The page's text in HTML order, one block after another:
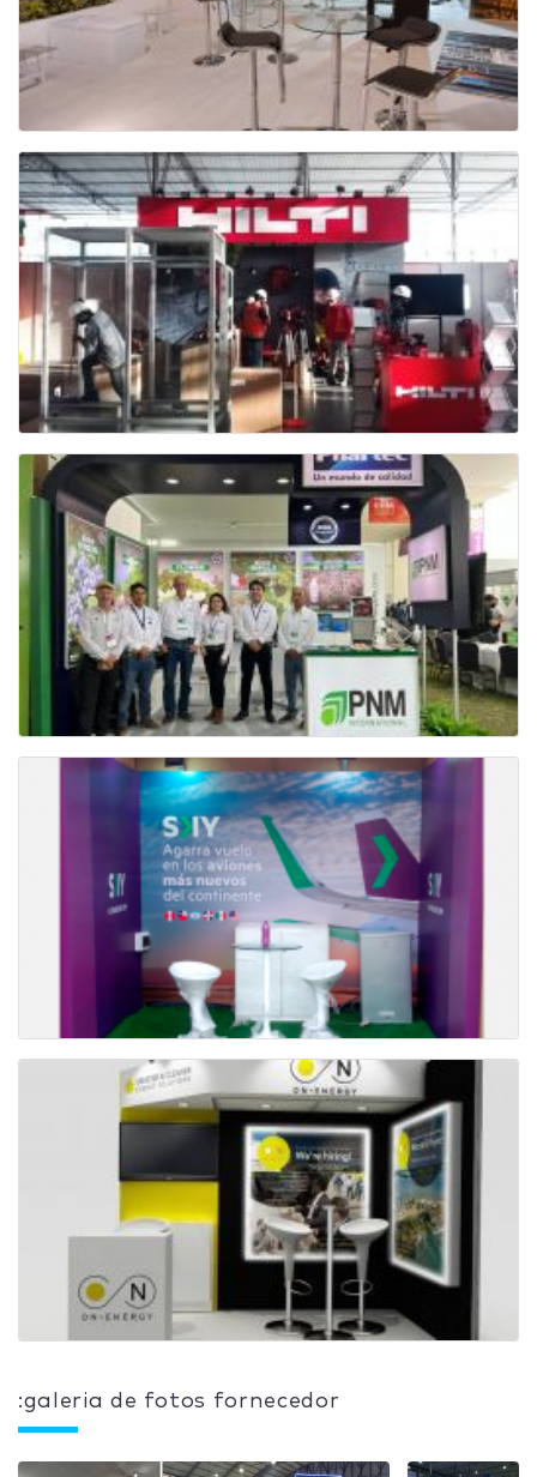
:galeria de fotos fornecedor